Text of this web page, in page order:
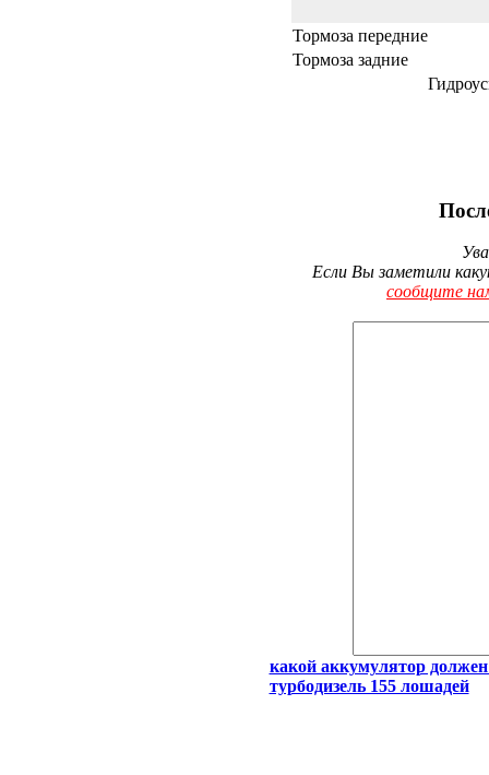
Тормоза передние
Тормоза задние
Если Вы заметили
сообщите
какой аккумулятор должен
турбодизель 155 лошадей